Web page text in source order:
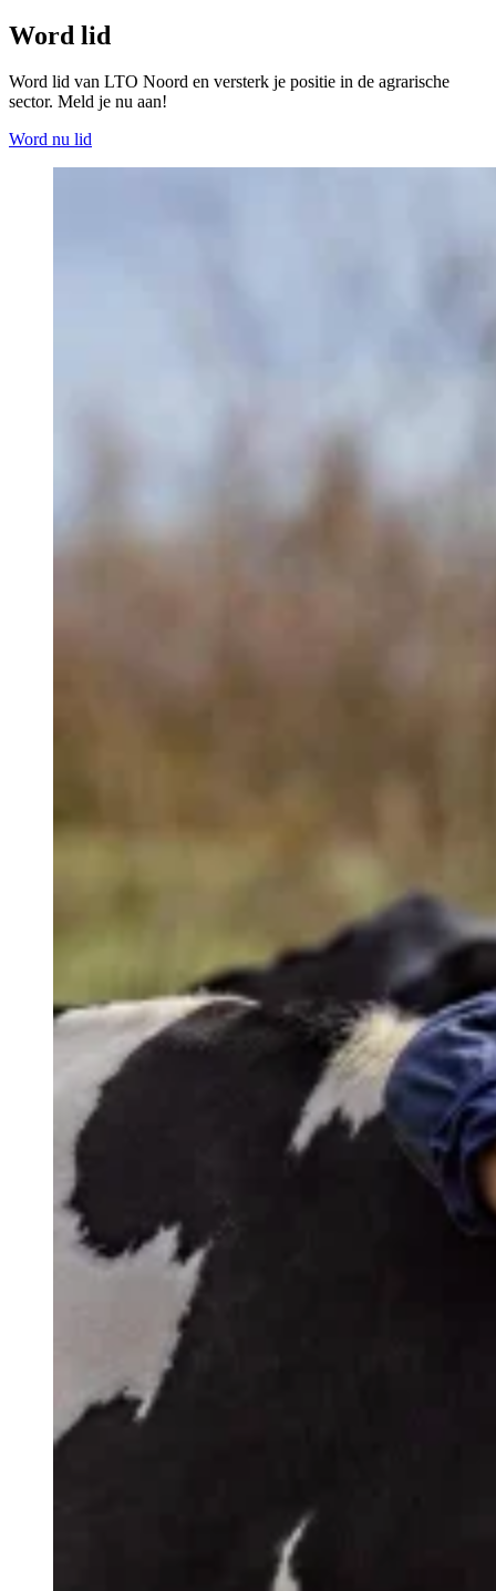
Word lid
Word lid van LTO Noord en versterk je positie in de agrarische
sector. Meld je nu aan!
Word nu lid